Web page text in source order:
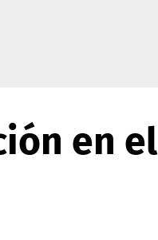
en el